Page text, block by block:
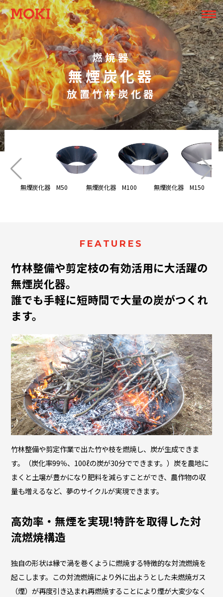
燃焼器
無煙炭化器
放置竹林炭化器
無煙炭化器 M50 無煙炭化器 M100 無煙炭化器 M150
FEATURES
竹林整備や剪定枝の有効活用に大活躍の
無煙炭化器。
誰でも手軽に短時間で大量の炭がつくれ
ます。
竹林整備や剪定作業で出た竹や枝を燃焼し、炭が生成できま
す。（炭化率99％、100ℓの炭が30分でできます。）炭を農地に
まくと土壌が豊かになり肥料を減らすことができ、農作物の収
量も増えるなど、夢のサイクルが実現できます。
高効率・無煙を実現!特許を取得した対
流燃焼構造
独自の形状は縁で渦を巻くように燃焼する特徴的な対流燃焼を
起こします。この対流燃焼により外に出ようとした未燃焼ガス
（煙）が再度引き込まれ再燃焼することにより煙が大変少なく